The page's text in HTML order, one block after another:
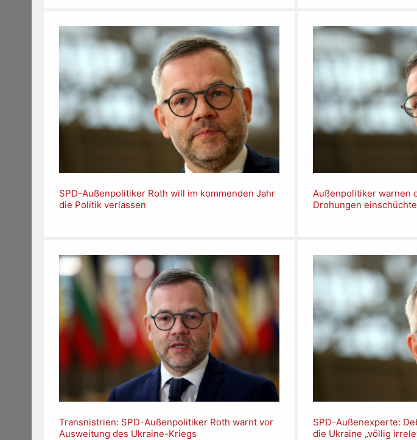
SPD-Außenpolitiker Roth will im kommenden Jahr
die Politik verlassen
Außenpolitiker warnen
Drohungen
Transnistrien: SPD-Außenpolitiker Roth warnt vor
Ausweitung des Ukraine-Kriegs
SPD-Außenexperte:
die Ukraine „völlig